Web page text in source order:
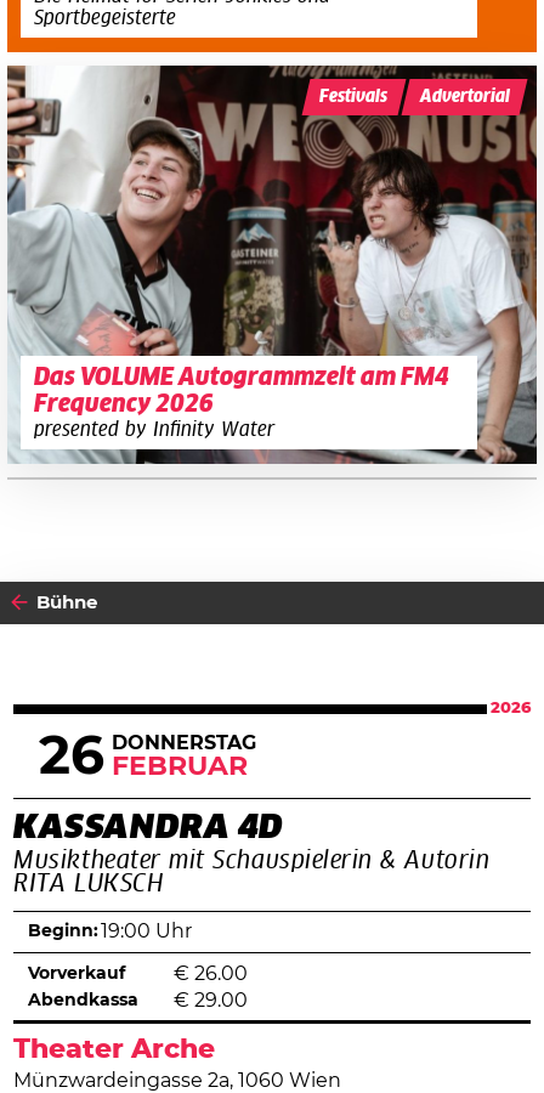
Sportbegeisterte
Das VOLUME Autogrammzelt am FM4
Frequency 2026
presented by Infinity Water
Festivals Advertorial
Bühne
2026
26 DONNERSTAG
FEBRUAR
KASSANDRA 4D
Musiktheater mit Schauspielerin & Autorin
RITA LUKSCH
Theater Arche
Münzwardeingasse 2a, 1060 Wien
Beginn: 19:00 Uhr
Vorverkauf € 26.00
Abendkassa € 29.00